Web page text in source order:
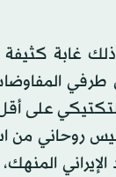
غابة
طرفي
على
روحاني من
في إنعاش